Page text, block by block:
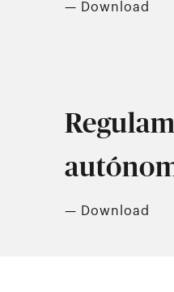
— Download
— Download